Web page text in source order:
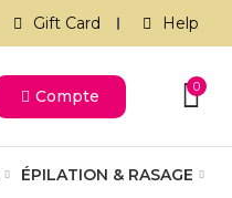
Gift Card Help
Compte
0
ÉPILATION & RASAGE